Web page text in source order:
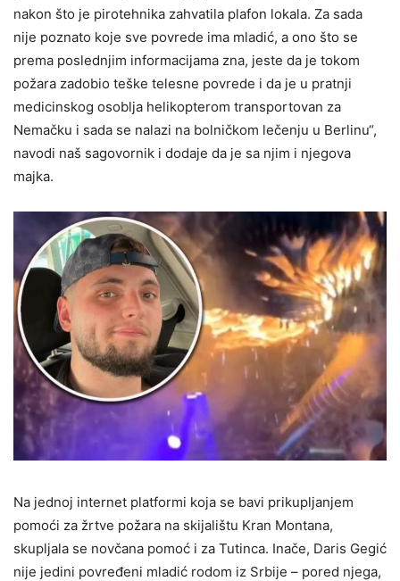
nakon što je pirotehnika zahvatila plafon lokala. Za sada
nije poznato koje sve povrede ima mladić, a ono što se
prema poslednjim informacijama zna, jeste da je tokom
požara zadobio teške telesne povrede i da je u pratnji
medicinskog osoblja helikopterom transportovan za
Nemačku i sada se nalazi na bolničkom lečenju u Berlinu“,
navodi naš sagovornik i dodaje da je sa njim i njegova
majka.
Na jednoj internet platformi koja se bavi prikupljanjem
pomoći za žrtve požara na skijalištu Kran Montana,
skupljala se novčana pomoć i za Tutinca. Inače, Daris Gegić
nije jedini povređeni mladić rodom iz Srbije – pored njega,